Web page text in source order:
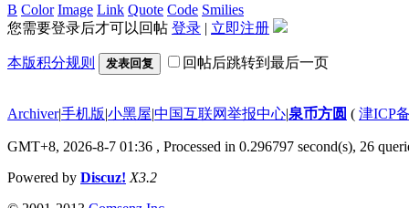
B Color Image Link Quote Code Smilies
您需要登录后才可以回帖 登录 | 立即注册
本版积分规则 发表回复 回帖后跳转到最后一页
Archiver|手机版|小黑屋|中国互联网举报中心|泉币方圆 ( 津ICP
GMT+8, 2026-8-7 01:36 , Processed in 0.296797 second(s), 26
Powered by Discuz! X3.2